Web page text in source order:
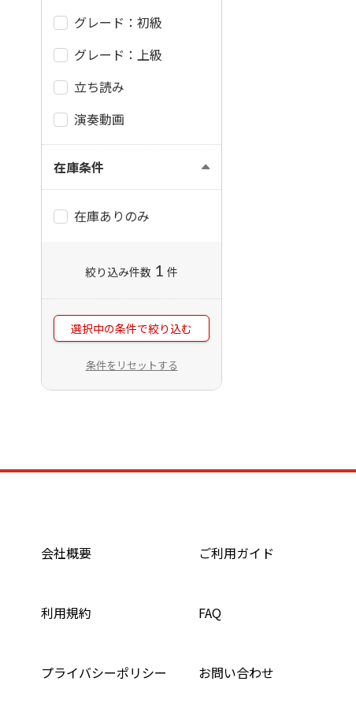
グレード：初級
グレード：上級
立ち読み
演奏動画
在庫条件
在庫ありのみ
絞り込み件数 1 件
選択中の条件で絞り込む
条件をリセットする
会社概要 ご利用ガイド
利用規約 FAQ
プライバシーポリシー お問い合わせ